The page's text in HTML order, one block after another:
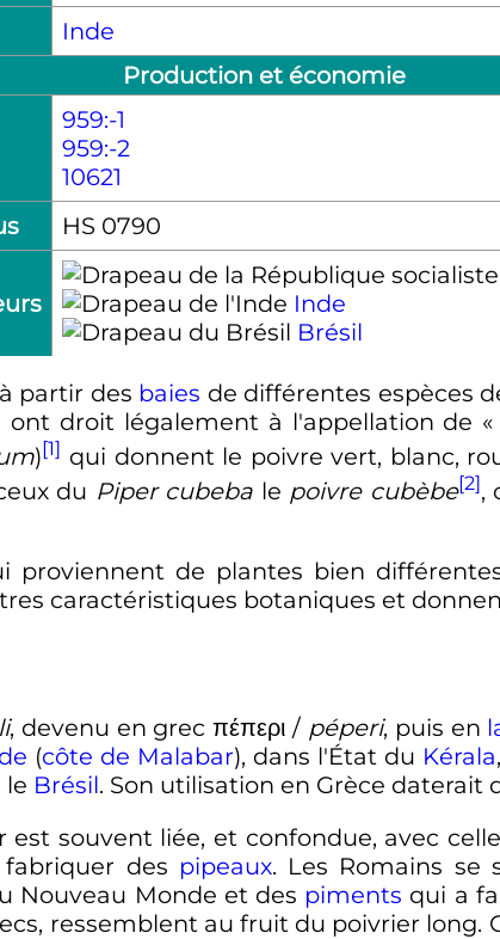
Inde
Production et économie
959:-1
959:-2
10621
HS 0790
Inde
Brésil
partir des baies de différentes espèces
ont droit légalement à l'appellation de «
)[1] qui donnent le poivre vert, blanc,
du Piper cubeba le poivre cubèbe[2],
proviennent de plantes bien
caractéristiques botaniques et
, devenu en grecπέπερι / péperi, puis en
(côte de Malabar), dans l'État du Kérala
le Brésil. Son utilisation en Grèce daterait
souvent liée, et confondue, avec
des pipeaux. Les Romains se
Nouveau Monde et des piments qui a
ressemblent au fruit du poivrier long.